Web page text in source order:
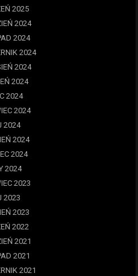
2025
2024
2024
2024
2024
2024
2024
2024
2024
2024
2024
2024
2023
2023
2023
2022
2021
2021
2021